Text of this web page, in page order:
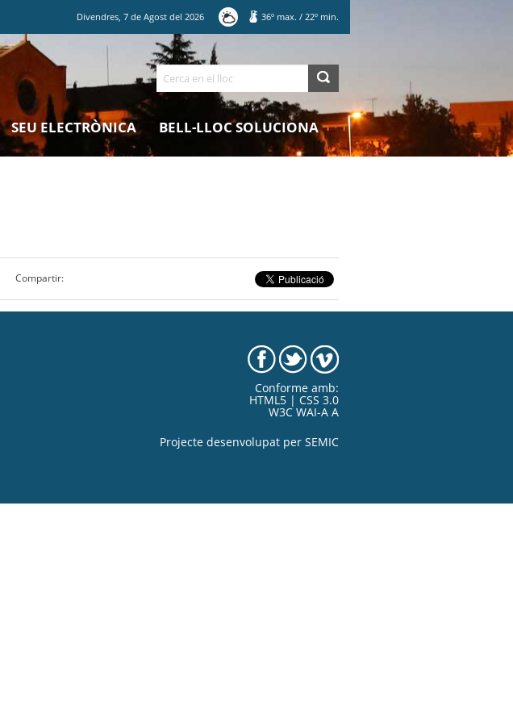
Divendres,7 deAgost del2026 36º max. / 22º min.
Cerca
SEU ELECTRÒNICA BELL-LLOC SOLUCIONA
Compartir:
Conforme amb:
HTML5 | CSS 3.0
W3C WAI-A A
Projecte desenvolupat per SEMIC